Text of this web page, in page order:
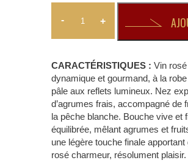
- +
CARACTÉRISTIQUES : Vin
dynamique et gourmand, à la
pâle aux reflets lumineux. Nez
d’agrumes frais, accompagné de
la pêche blanche. Bouche vive et
équilibrée, mêlant agrumes et
une légère touche finale
rosé charmeur, résolument plaisir.